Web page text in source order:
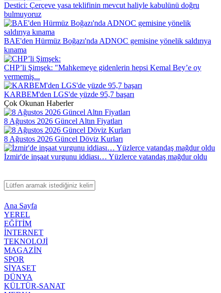
Destici: Çerçeve yasa teklifinin mevcut haliyle kabulünü doğru
bulmuyoruz
BAE'den Hürmüz Boğazı'nda ADNOC gemisine yönelik saldırıya
kınama
CHP’li Şimşek: "Mahkemeye gidenlerin hepsi Kemal Bey’e oy
vermemiş...
KARBEM'den LGS'de yüzde 95,7 başarı
Çok Okunan Haberler
8 Ağustos 2026 Güncel Altın Fiyatları
8 Ağustos 2026 Güncel Döviz Kurları
İzmir'de inşaat vurgunu iddiası… Yüzlerce vatandaş mağdur oldu
Ana Sayfa
YEREL
EĞİTİM
İNTERNET
TEKNOLOJİ
MAGAZİN
SPOR
SİYASET
DÜNYA
KÜLTÜR-SANAT